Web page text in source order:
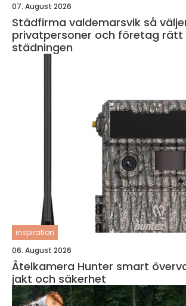
07. August 2026
Städfirma valdemarsvik så väljer
privatpersoner och företag
städningen
inspiration
06. August 2026
Åtelkamera Hunter smart övervakning för
jakt och säkerhet